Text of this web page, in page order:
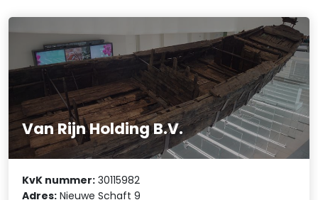
Van Rijn Holding B.V.
KvK nummer: 30115982
Adres: Nieuwe Schaft 9